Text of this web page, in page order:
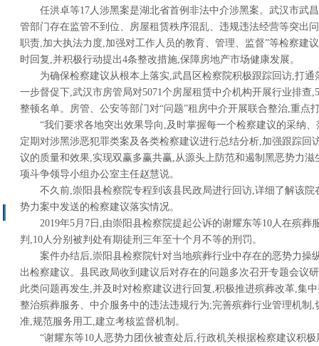
任洪卓等17人涉黑案是湖北省首例非法中介涉黑案。武汉市武
管部门存在监管不到位、房屋租赁秩序混乱、违规违法经营等突出
职责,加大执法力度,加强对工作人员的教育、管理、监督”等检察建
时回复,并积极行动提出4条整改措施,保障房地产市场健康发展。
为确保检察建议从根本上落实,武昌区检察院积极跟踪回访,打通
一步督促下,武汉市房管局对5071个房屋租赁中介机构开展行业排查
整顿名单。房管、公安等部门对“问题”租房中介开展联合整治,重点
“我们要求各地突出效果导向,及时掌握每一个检察建议的采纳
定期对涉黑涉恶犯罪类案及各类检察建议进行总结分析,加强跟踪回
议的质量和效果,实现双赢多赢共赢,从源头上防范和遏制黑恶势力滋
项斗争领导小组办公室主任赵慧说。
不久前,崇阳县检察院专程到该县民政局进行回访,详细了解该院
势力案中发送的检察建议落实情况。
2019年5月7日,由崇阳县检察院提起公诉的谢耀东等10人在殡葬
判,10人分别被判处有期徒刑三年至十个月不等的刑罚。
案件办结后,崇阳县检察院针对当地殡葬行业中存在的恶势力操
出检察建议。县民政局收到建议后对存在的问题多次召开专题会议
此类问题再发生,并及时对检察建议进行回复,积极推进殡葬改革,集
整治殡葬服务、中介服务中的违法违规行为;完善殡葬行业管理机制
准,规范服务用工,建立考核监督机制。
“谢耀东等10人恶势力团伙被查处后,行政机关根据检察建议积